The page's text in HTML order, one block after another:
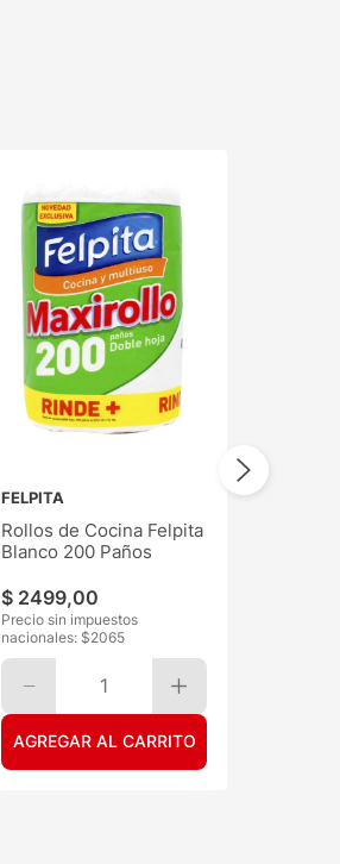
FELPITA
Rollos de Cocina Felpita
Blanco 200 Paños
$ 2499,00
Precio sin impuestos
nacionales: $2065
1
AGREGAR AL CARRITO